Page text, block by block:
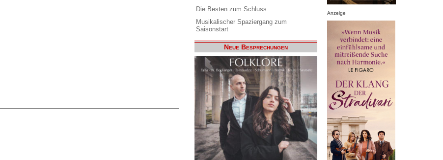
Die Besten zum Schluss
Musikalischer Spaziergang zum
Saisonstart
Neue Besprechungen
Anzeige